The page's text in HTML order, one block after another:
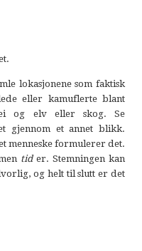
lokasjonene som faktisk
eller kamuflerte blant
og elv eller skog. Se
gjennom et annet blikk.
menneske formulerer det.
tider. Stemningen kan
og helt til slutt er det